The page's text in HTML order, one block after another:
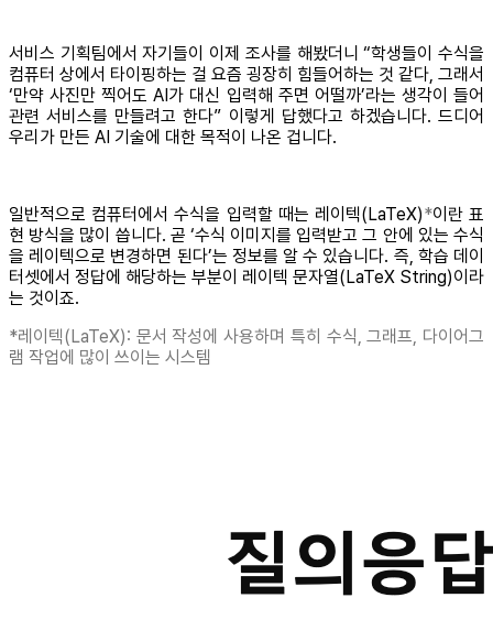
서비스 기획팀에서 자기들이 이제 조사를 해봤더니 “학생들이 수식을
컴퓨터 상에서 타이핑하는 걸 요즘 굉장히 힘들어하는 것 같다, 그래서
‘만약 사진만 찍어도 AI가 대신 입력해 주면 어떨까’라는 생각이 들어
관련 서비스를 만들려고 한다” 이렇게 답했다고 하겠습니다. 드디어
우리가 만든 AI 기술에 대한 목적이 나온 겁니다.
일반적으로 컴퓨터에서 수식을 입력할 때는 레이텍(LaTeX)*이란 표
현 방식을 많이 씁니다. 곧 ‘수식 이미지를 입력받고 그 안에 있는 수식
을 레이텍으로 변경하면 된다’는 정보를 알 수 있습니다. 즉, 학습 데이
터셋에서 정답에 해당하는 부분이 레이텍 문자열(LaTeX String)이라
는 것이죠.
*레이텍(LaTeX): 문서 작성에 사용하며 특히 수식, 그래프, 다이어그
램 작업에 많이 쓰이는 시스템